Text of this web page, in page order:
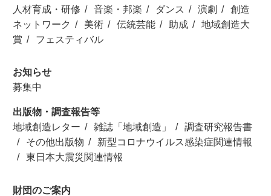
人材育成・研修
音楽・邦楽 ダンス 演劇
創造
ネットワーク
美術 伝統芸能 助成
地域創造大
賞
フェスティバル
お知らせ
募集中
出版物・調査報告等
地域創造レター
雑誌「地域創造」
調査研究報告書
その他出版物
新型コロナウイルス感染症関連情報
東日本大震災関連情報
財団のご案内